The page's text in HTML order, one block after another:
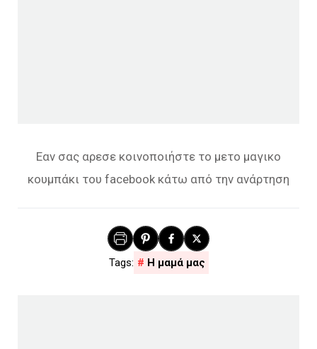
Εαν σας αρεσε κοινοποιήστε το μετο μαγικο
κουμπάκι του facebook κάτω από την ανάρτηση
Η μαμά μας